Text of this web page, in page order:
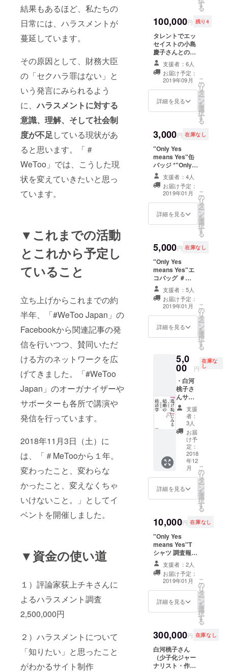
結果もあるほど、私たちの
日常には、ハラスメントが
蔓延しています。
その原因として、財務大臣
の「セクハラ罪はない」と
いう発言にみられるよう
に、ハラスメントに対する
意識、理解、そして社会制
度が不足している現状があ
ると思います。「＃
WeToo」では、こうした現
状を変えていきたいと思っ
ています。
▼これまでの活動
とこれから予定し
ていること
立ち上げからこれまでの約
半年、「#WeToo Japan」の
Facebookから関連記事の発
信を行いつつ、賛同いただ
ける方のネットワークを広
げてきました。「#WeToo
Japan」のオーガナイザーや
サポーターも各所で講演や
発信を行っています。
2018年11月3日（土）に
は、「＃MeTooから１年。
変わったこと、変わらな
かったこと、変えなくちゃ
いけないこと。」としてイ
ベントを開催しました。
▼資金の使い道
１）評論家荻上チキさんに
よるハラスメント調査
2,500,000円
２）ハラスメントについて
「知りたい」と思ったこと
がわかるサイト制作
で、是
加くだ
さい。
日程 3
月10日
（日）
13時
―15時
アーク
ヒルズ
都港区
12-32
アーク
森ビ
ル
イース
トウィ
ング
37F）
発起
人 小
河桃
子、松
中権
実践者
活動を
続けた
後、
2017年
1月に独
立。独
究家と
して、
専門家
個人・
企業向
けにコ
ンサル
ティン
グを行
う。講
ミナー
実績多
9月〜
3月「我
が国産
業にお
ける人
材力強
化に向
けた研
究会」
(経済産
業省)委
めた。
プライ
ベート
では10
歳長
男、6歳
次男、2
歳長女
の3児の
父、
NPO法
人ファ
ザーリ
ング
ジャパ
ンにて
最年少
理事を
務め
両立、
ア等へ
の積極
的露出
で“カリ
スマ産
婦人科
医”とし
な女性
の悩
スや女
性、妊
娠など
に付い
て女性
の立場
からの
活動を
行って
ます。
森レ
ディー
スクリ
ニッ
ク：ク
リニッ
クのデ
コンセ
プトは
NICOL
AI
BERGM
ANN
FLOWE
RS &
DESIG
N によ
るモス
ウォー
ルと週
替わり
の心癒
される
お花で
迎えら
れま
す。
https://
oricli.jp/
とを目
的に立
ち上
がった
♯Wetoo
Japan
プロ
ジェク
ト。こ
のパー
ティを
とりが
ことを
考え、
よい社
会をつ
くって
いく
きっか
という
こと
ト・
イスト
小島慶
子さ
ん、
ジャー
ナリス
桃子さ
ん、な
SOGIハ
ラ実行
委員会
代表松
中権さ
んなど
がチャ
リティ
パー
ティを
開催し
ます。
素敵な
方々が
集い、
が楽し
んでい
な内容
ていま
すの
で、是
非ご参
加くだ
さい。
日程 3
月10日
（日）
13時
場所
アーク
ヒルズ
クラブ
東京都
お酒を
楽しみ
ながら
お話で
きる権
査報告
書（冊
子） ・
＃
WeToo
バッジ1
個 ＊日
時、場
所など
は、ク
ラウド
ファン
ディン
グ終了
後に個
別に相
す。 ＊
は、参
加者の
予定に
あわせ
て調
整。平
日の
での時
間帯の
場所は
新宿の
お店を
貸し切
り予
定。 ＊
飲食
代、交
通費な
どは別
途ご負
担くだ
さい。
す
る
100,000円 残り4
タレントでエッ
セイストの小島
慶子さんとのラ
ンチ会参加権 調
査報告書（冊
子） ＃WeTooス
テッカー5枚・
バッジ1個 *ご友
人やご家族、同
くこともできま
す（例：2万円
×5人で10万円の
場合、代表の方
が申込み、ラン
チは5名でのご参
加が可能）。 *
日時、場所など
は、クラウド
終了後に個別に
相談させていた
どは別途ご負担
支援者：6人
お届け予定：
2019年09月
詳細を見る
こ
の
リ
タ
ー
ン
を
選
択
す
る
3,000円 在庫なし
"Only Yes
means Yes"缶
バッジ *"Only
Yes means
Yes"（性交渉に
ついて、”No”と
言わないことは
「合意」ではな
く、”Yes”とい
と） *この缶
バッジは、今年
台湾で行われた
DENIM DAYイベ
ントで作成され
たものです（詳
細は活動報告を
ご覧ください）
支援者：4人
お届け予定：
2019年01月
詳細を見る
こ
の
リ
タ
ー
ン
を
選
択
す
る
5,000円 在庫なし
"Only Yes
means Yes"エ
コバッグ ＃
WeTooステッ
カー5枚・バッジ
1個 *"Only Yes
means
Yes"（性交渉に
ついて、”No”と
う明確な意思表
示のみ「合意」
と） *このエコ
バッグは、今年
台湾で行われた
DENIM DAYイベ
ントで作成され
たものです（詳
細は活動報告を
ご覧ください）
支援者：5人
お届け予定：
2019年01月
詳細を見る
こ
の
リ
タ
ー
ン
を
選
択
す
る
5,0
00 円
在庫な
し
・白河
桃子さ
んサイ
ン入り
「逃げ
恥にみ
る結婚
の経済
学」 ・
調査報
告書 ・
WeToo
ステッ
カー5
個 少子
化
ジャー
ナリス
トであ
の白河
桃子さ
んがサ
イン本
をご提
白河さ
んは
#WeToo
Japan
サポー
支援
者：
3人
お届
け予
定：
2018
年12
月
詳細を見る
こ
の
リ
タ
ー
ン
を
選
択
す
る
10,000円 在庫なし
"Only Yes
means Yes"T
シャツ 調査報告
書（冊子） ＃
WeTooステッ
カー5枚・バッジ
1個 *"Only Yes
means
Yes"（性交渉に
ついて、”No”と
く、”Yes”とい
う明確な意思表
示のみ「合意」
であるというこ
と） *このTシャ
支援者：2人
お届け予定：
2019年01月
詳細を見る
こ
の
リ
タ
ー
ン
を
選
択
す
る
300,000円 在庫なし
白河桃子さん
（少子化ジャー
ナリスト・作